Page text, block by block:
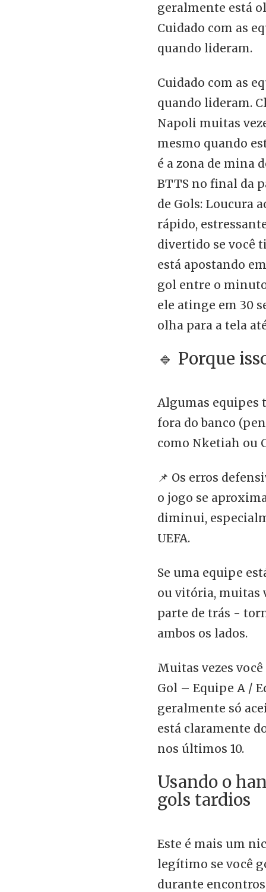
geralmente está
Cuidado com as
quando lideram.
Cuidado com as
quando lideram.
Napoli muitas
mesmo quando
é a zona de mina
BTTS no final da
de Gols: Loucura
rápido,
divertido se você
está apostando
gol entre o
ele atinge em 30
olha para a tela
🔹 Porque
Algumas equipes
fora do banco
como Nketiah ou
📌 Os erros
o jogo se
diminui,
UEFA.
Se uma equipe
ou vitória, muitas
parte de trás -
ambos os lados.
Muitas vezes
Gol – Equipe A /
geralmente só
está claramente
nos últimos 10.
Usando o
gols tardios
Este é mais um
legítimo se você
durante